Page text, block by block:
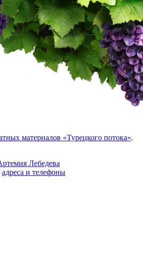
материалов «Турецкого потока».
Лебедева
адреса и телефоны